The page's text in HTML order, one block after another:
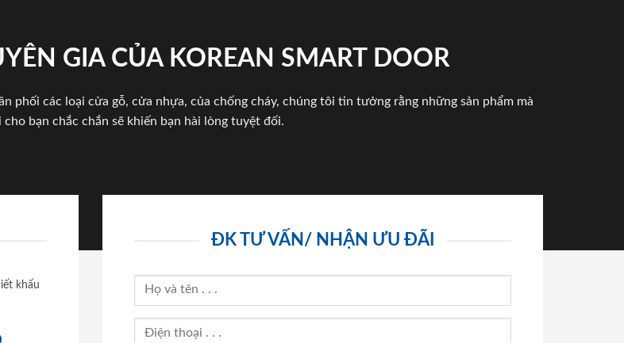
GIA CỦA KOREAN SMART DOOR
phối các loại cửa gỗ, cửa nhựa, của chống cháy, chúng tôi tin tưởng rằng những sản phẩm mà
bạn chắc chắn sẽ khiến bạn hài lòng tuyệt đối.
khấu
ĐK TƯ VẤN/ NHẬN ƯU ĐÃI